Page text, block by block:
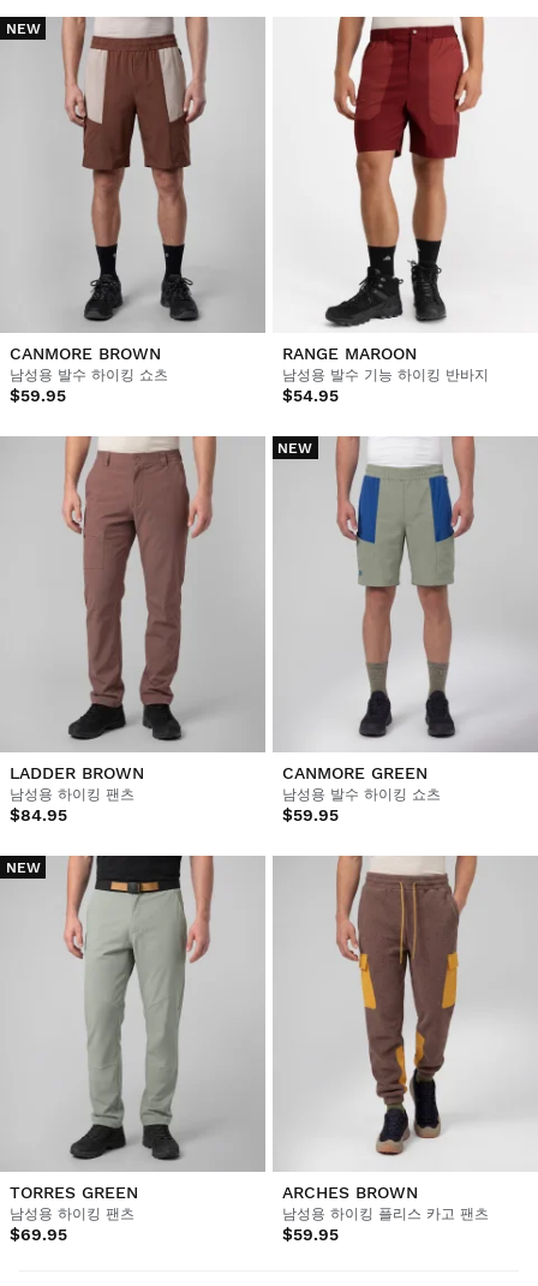
NEW
CANMORE BROWN
남성용 발수 하이킹 쇼츠
$59.95
RANGE MAROON
남성용 발수 기능 하이킹 반바지
$54.95
LADDER BROWN
남성용 하이킹 팬츠
$84.95
NEW
CANMORE GREEN
남성용 발수 하이킹 쇼츠
$59.95
NEW
TORRES GREEN
남성용 하이킹 팬츠
$69.95
ARCHES BROWN
남성용 하이킹 플리스 카고 팬츠
$59.95